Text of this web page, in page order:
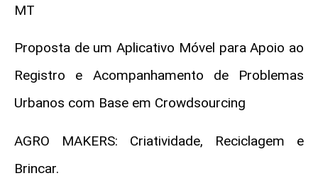
MT
Proposta de um Aplicativo Móvel para Apoio ao
Registro e Acompanhamento de Problemas
Urbanos com Base em Crowdsourcing
AGRO MAKERS: Criatividade, Reciclagem e
Brincar.